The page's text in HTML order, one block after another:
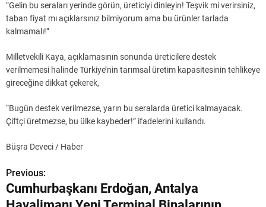
“Gelin bu seraları yerinde görün, üreticiyi dinleyin! Teşvik mi verirsiniz,
taban fiyat mı açıklarsınız bilmiyorum ama bu ürünler tarlada
kalmamalı!”
Milletvekili Kaya, açıklamasının sonunda üreticilere destek
verilmemesi halinde Türkiye’nin tarımsal üretim kapasitesinin tehlikeye
gireceğine dikkat çekerek,
“Bugün destek verilmezse, yarın bu seralarda üretici kalmayacak.
Çiftçi üretmezse, bu ülke kaybeder!” ifadelerini kullandı.
Büşra Deveci / Haber
Y
a
Previous:
Cumhurbaşkanı Erdoğan, Antalya